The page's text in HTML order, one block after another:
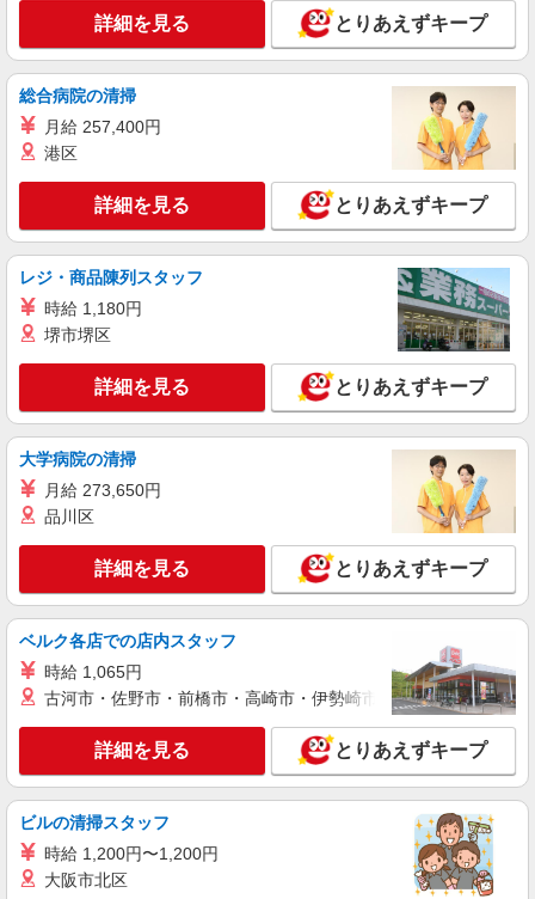
ど）
大阪府豊中市熊野町1-7-15
キープ 詳細を見る
定食屋 宮本むなし 阪急庄内駅西口店
ホール・キッチンスタッフ
時給1180円〜 ※早朝手当：5時〜8時＋200円
※研修30時間有（同時給） ※高校生も同時給
・阪急庄内駅西口店 （大阪府豊中市庄内西町
2-22-3／阪急宝塚線「庄内」駅徒歩1分）
キープ 詳細を見る
アルバイト パート
すき家 阪急庄内南店
すき家の店舗スタッフ（接客・調理・清掃な
時給1,500円
大阪府豊中市庄内西町5-1-3
キープ 詳細を見る
アルバイト パート
なか卯 大阪空港前店
接客・調理スタッフ（簡単な接客・調理・清
掃・など）
時給1200円 22:00〜翌5:00：時給1500円 高校
生：時給1177円
大阪府豊中市蛍池西町2丁目11-35
キープ 詳細を見る
詳細を見る とりあえずキープ
総合病院の清掃
月給 257,400円
港区
詳細を見る とりあえずキープ
レジ・商品陳列スタッフ
時給 1,180円
堺市堺区
詳細を見る とりあえずキープ
大学病院の清掃
月給 273,650円
品川区
詳細を見る とりあえずキープ
ベルク各店での店内スタッフ
時給 1,065円
古河市・佐野市・前橋市・高崎市・伊勢崎市・太田市・館林市
詳細を見る とりあえずキープ
ビルの清掃スタッフ
時給 1,200円〜1,200円
大阪市北区